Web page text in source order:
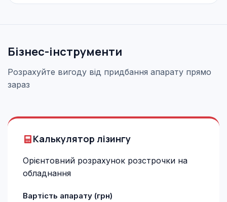
Бізнес-інструменти
Розрахуйте вигоду від придбання апарату прямо
зараз
Калькулятор лізингу
Орієнтовний розрахунок розстрочки на
обладнання
Вартість апарату (грн)